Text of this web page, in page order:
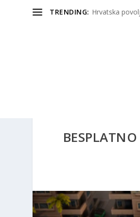
TRENDING: Hrvatska